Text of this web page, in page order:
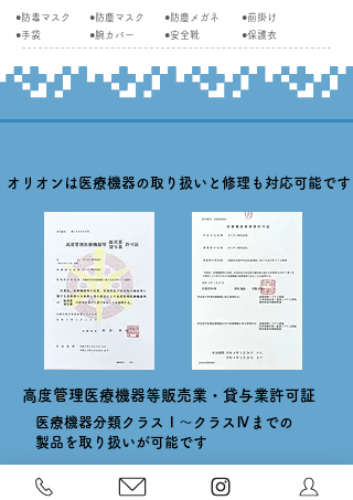
●防毒マスク
​●手袋
●防塵マスク
​●腕カバー
●防塵メガネ
●安全靴
●前掛け
​●保護衣
オリオンは医療機器の取り扱いと修理も対応可能です
​高度管理医療機器等販売業・貸与業許可証
医療機器分類​クラスⅠ～クラスⅣまでの
製品を取り扱いが可能です